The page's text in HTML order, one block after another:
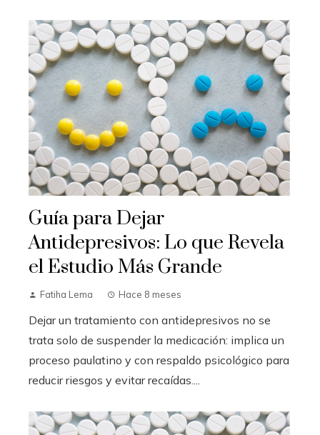
Guía para Dejar
Antidepresivos: Lo que Revela
el Estudio Más Grande
Fatiha Lema Hace 8 meses
Dejar un tratamiento con antidepresivos no se
trata solo de suspender la medicación: implica un
proceso paulatino y con respaldo psicológico para
reducir riesgos y evitar recaídas....